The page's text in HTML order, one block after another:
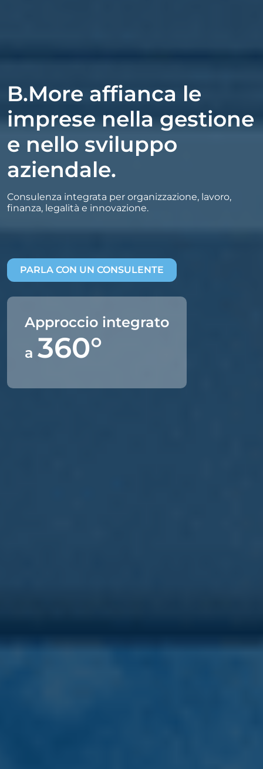
B.More affianca le
imprese nella gestione
e nello sviluppo
aziendale.
Consulenza integrata per organizzazione, lavoro,
finanza, legalità e innovazione.
PARLA CON UN CONSULENTE
Approccio integrato
a 360°